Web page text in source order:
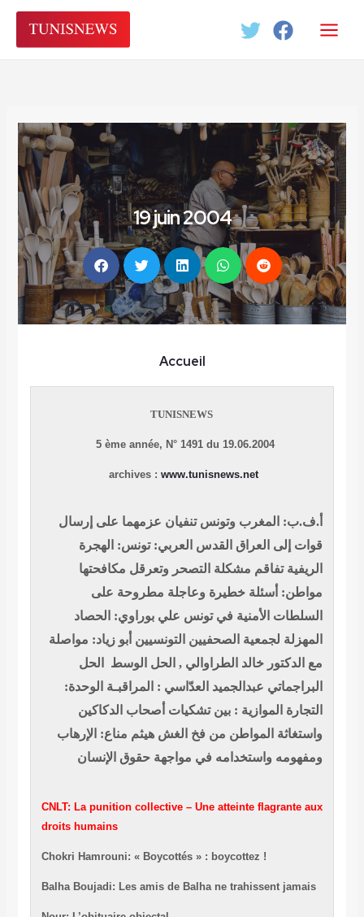
Aller
contenu
19 juin 2004
Accueil
TUNISNEWS
5 ème année, N° 1491 du 19.06.2004
archives : www.tunisnews.net
أ.ف.ب: المغرب وتونس تنفيان عزمهما على إرسال
قوات إلى العراق القدس العربي: تونس: الهجرة
الريفية تفاقم مشكلة التصحر وتعرقل مكافحتها
مواطن: أسئلة خطيرة وعاجلة مطروحة على
السلطات الأمنية في تونس علي بوراوي: الحصاد
المهزلة لجمعية الصحفيين التونسيين أبو زياد: مواصلة
مع الدكتور خالد الطراوالي , الحل الوسط الحل
البراجماتي عبدالجميد العدّاسي : المراقبـة الوحدة:
التجارة الموازية : بين تشكيات أصحاب الدكاكين
واستغاثة المواطن من فخ الغشهيثم مناع: الإرهاب
ومفهومه واستخدامه في مواجهة حقوق الإنسان
CNLT: La punition collective – Une atteinte flagrante aux
droits humains
Chokri Hamrouni: « Boycottés » : boycottez !
Balha Boujadi: Les amis de Balha ne trahissent jamais